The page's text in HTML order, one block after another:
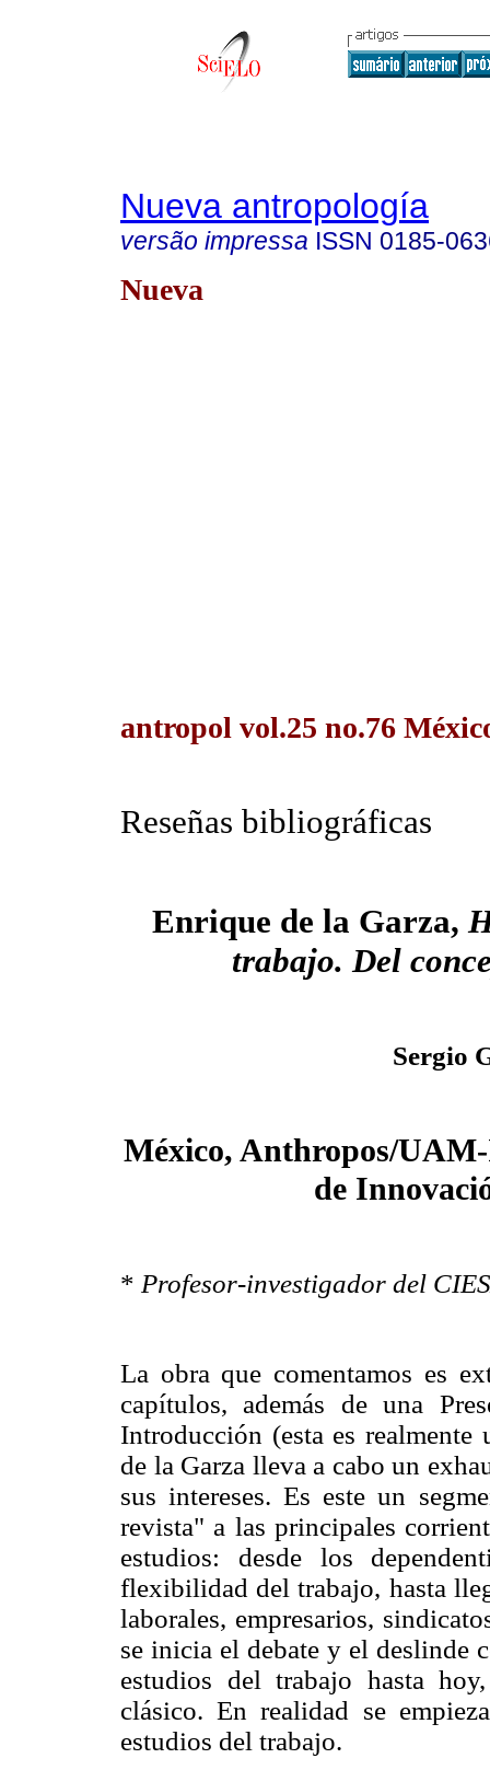
Nueva antropología
versão impressa ISSN 0185-
Nueva
antropol vol.25 no.76
Reseñas bibliográficas
Enrique de la Garza,
trabajo. Del
Sergio
México, Anthropos/
de
* Profesor-investigador del
La obra que comentamos es
capítulos, además de una
Introducción (esta es
de la Garza lleva a cabo un
sus intereses. Es este un
revista" a las principales
estudios: desde los
flexibilidad del trabajo, hasta
laborales, empresarios,
se inicia el debate y el deslinde
estudios del trabajo hasta
clásico. En realidad se
estudios del trabajo.